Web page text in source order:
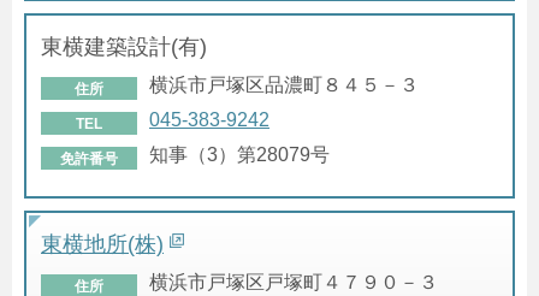
東横建築設計(有)
住所 横浜市戸塚区品濃町８４５－３
TEL 045-383-9242
免許番号 知事（3）第28079号
東横地所(株)
住所 横浜市戸塚区戸塚町４７９０－３